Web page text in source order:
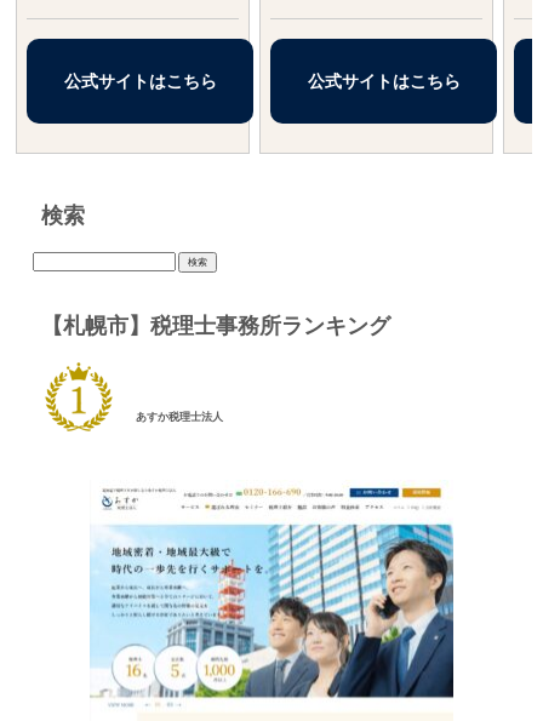
公式サイトはこちら 公式サイトはこちら
検索
索:
【札幌市】税理士事務所ランキング
あすか税理士法人